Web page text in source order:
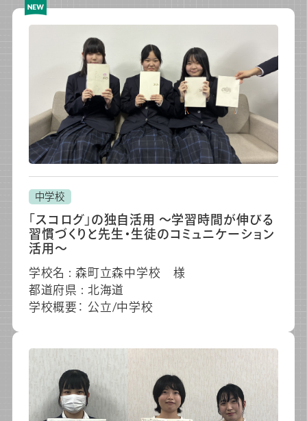
中学校
「スコログ」の独自活用 ～学習時間が伸びる
習慣づくりと先生・生徒のコミュニケーション
活用～
学校名 : 森町立森中学校 様
都道府県 : 北海道
学校概要： 公立/中学校